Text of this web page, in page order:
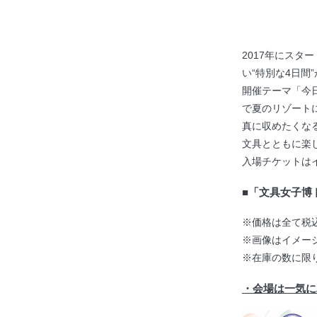
2017年にスタ
い“特別な4日間
開催テーマ「今
で夏のリゾート
真に収めたくな
文具とともに楽
入場チケットは
■ 「文具女子
※価格は全て税
※画像はイメー
※在庫の数に限
・会場は一気